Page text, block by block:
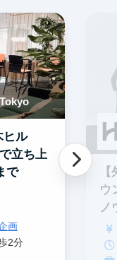
ヒル
立ち上
で
画
2分
ウ
ノ